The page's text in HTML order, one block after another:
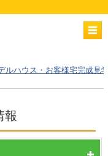
ルハウス・お客様宅完成見
報